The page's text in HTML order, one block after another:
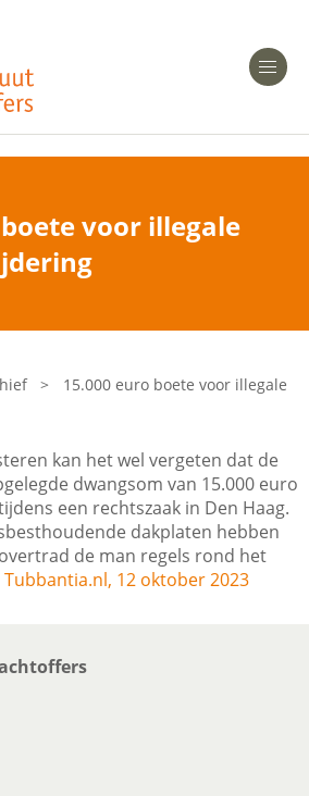
vragen
voor illegale
>
15.000 euro boete voor illegale
kan het wel vergeten dat de
dwangsom van 15.000 euro
een rechtszaak in Den Haag.
dakplaten hebben
de man regels rond het
Tubbantia.nl, 12 oktober 2023